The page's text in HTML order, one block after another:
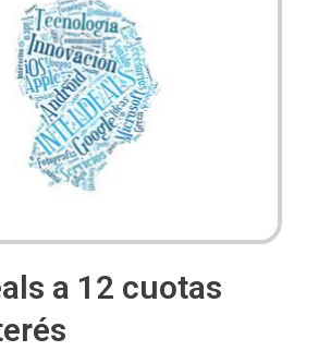
a 12 cuotas